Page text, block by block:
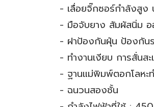
- เลื่อยจิ๊กซอร์กำลังสูง
- มือจับยาง สัมผัสนิ่ม อ
- ฝาป้องกันฝุ่น ป้องกัน
- ทำงานเงียบ การสั่นสะ
- ฐานแม่พิมพ์ตอกโลหะ
- ฉนวนสองชั้น